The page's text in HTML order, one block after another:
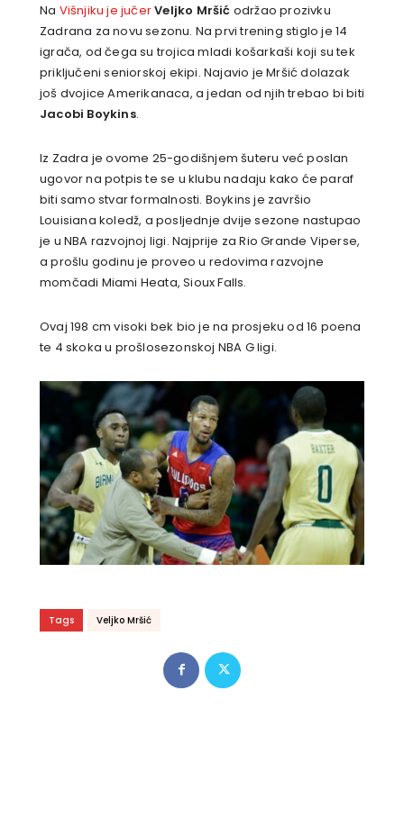
Na Višnjiku je jučerVeljko Mršić održao prozivku
Zadrana za novu sezonu. Na prvi trening stiglo je 14
igrača, od čega su trojica mladi košarkaši koji su tek
priključeni seniorskoj ekipi. Najavio je Mršić dolazak
još dvojice Amerikanaca, a jedan od njih trebao bi biti
Jacobi Boykins.
Iz Zadra je ovome 25-godišnjem šuteru već poslan
ugovor na potpis te se u klubu nadaju kako će paraf
biti samo stvar formalnosti. Boykins je završio
Louisiana koledž, a posljednje dvije sezone nastupao
je u NBA razvojnoj ligi. Najprije za Rio Grande Viperse,
a prošlu godinu je proveo u redovima razvojne
momčadi Miami Heata, Sioux Falls.
Ovaj 198 cm visoki bek bio je na prosjeku od 16 poena
te 4 skoka u prošlosezonskoj NBA G ligi.
Tags Veljko Mršić